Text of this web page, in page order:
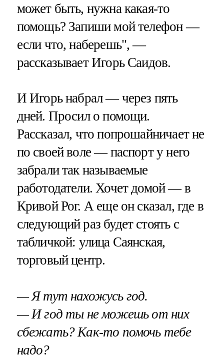
может быть, нужна какая-то
помощь? Запиши мой телефон —
если что, наберешь", —
рассказывает Игорь Саидов.
И Игорь набрал — через пять
дней. Просил о помощи.
Рассказал, что попрошайничает не
по своей воле — паспорт у него
забрали так называемые
работодатели. Хочет домой — в
Кривой Рог. А еще он сказал, где в
следующий раз будет стоять с
табличкой: улица Саянская,
торговый центр.
— Я тут нахожусь год.
— И год ты не можешь от них
сбежать? Как-то помочь тебе
надо?